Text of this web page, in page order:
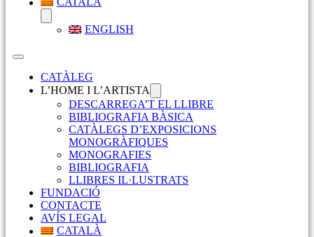
ENGLISH
CATÀLEG
L’HOME I L’ARTISTA
DESCARREGA’T EL LLIBRE
BIBLIOGRAFIA BÀSICA
CATÀLEGS D’EXPOSICIONS
MONOGRÀFIQUES
MONOGRAFIES
BIBLIOGRAFIA
LLIBRES IL·LUSTRATS
FUNDACIÓ
CONTACTE
AVÍS LEGAL
CATALÀ